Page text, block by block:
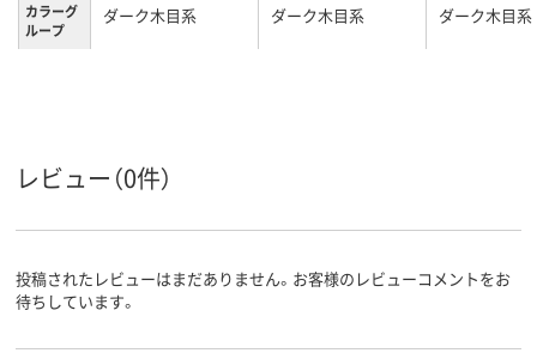
カラーグ
ループ
ダーク木目系 ダーク木目系 ダーク木目系
レビュー（0件）
投稿されたレビューはまだありません。お客様のレビューコメントをお
待ちしています。